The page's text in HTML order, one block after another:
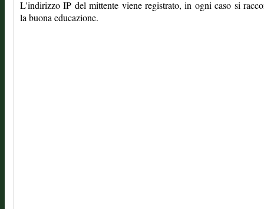
L'indirizzo IP del mittente viene registrato, in ogni caso si
la buona educazione.